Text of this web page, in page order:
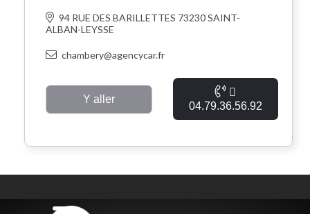
94 RUE DES BARILLETTES 73230 SAINT-
ALBAN-LEYSSE
chambery@agencycar.fr
Y aller
04.79.36.56.92